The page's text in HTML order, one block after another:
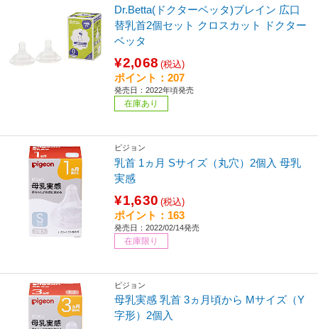
Dr.Betta(ドクターベッタ)ブレイン 広口
替乳首2個セット クロスカット ドクター
ベッタ
¥2,068 (税込)
ポイント：207
発売日：2022年頃発売
在庫あり
ピジョン
乳首 1ヵ月 Sサイズ（丸穴）2個入 母乳
実感
¥1,630 (税込)
ポイント：163
発売日：2022/02/14発売
在庫限り
ピジョン
母乳実感 乳首 3ヵ月頃から Mサイズ（Y
字形）2個入